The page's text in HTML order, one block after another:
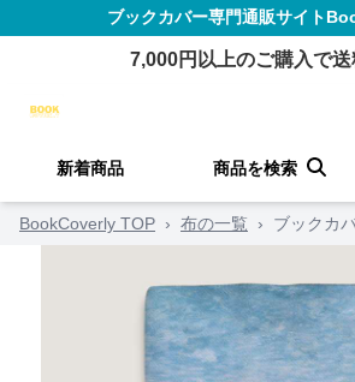
ブックカバー専門通販サイト
7,000円以上のご購入で
新着商品 商品を検索
BookCoverly TOP › 布の一覧 › ブックカ